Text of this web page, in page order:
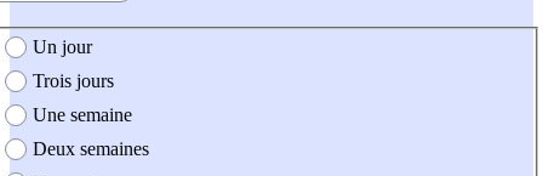
création de l'offre
Un jour
Trois jours
Une semaine
Deux semaines